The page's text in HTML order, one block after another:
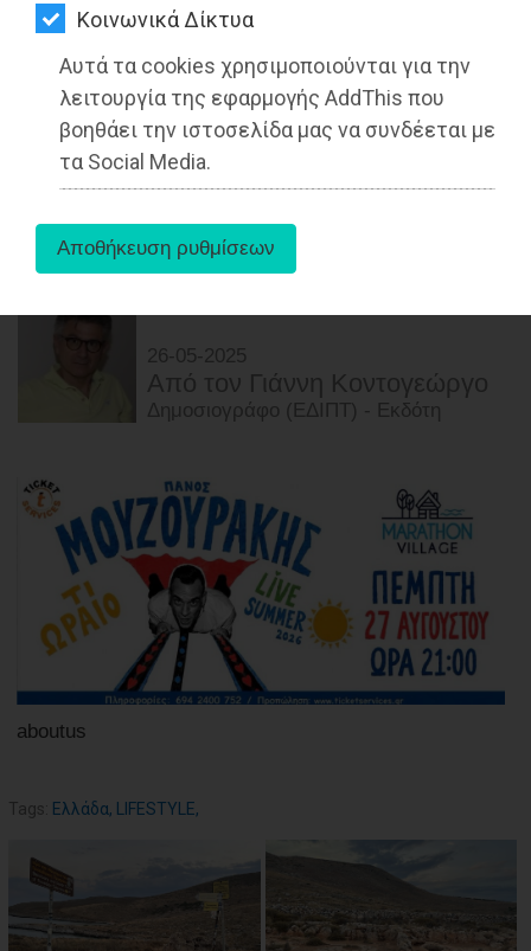
Kοινωνικά Δίκτυα
Αυτά τα cookies χρησιμοποιούνται για την
λειτουργία της εφαρμογής AddThis που
βοηθάει την ιστοσελίδα μας να συνδέεται με
τα Social Media.
ΨΙΘΥΡΟΙ
ΑΠΟΣΤΟΛΗ
ΑΡΘΡΩΝ
Σε πλήρη εγκατάλειψη βρίσκεται το
Ακρωτήριο Ταίναρο, το νοτιότερο
άκρο της ηπειρωτικής Ευρώπης
Διαβάστηκε 3965 φορές
26-05-2025
Από τoν Γιάννη Κοντογεώργο
Δημοσιογράφο (ΕΔΙΠΤ) - Εκδότη
aboutus
Tags: Ελλάδα, LIFESTYLE,